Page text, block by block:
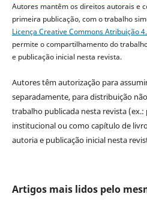
Autores mantêm os direitos autorais e
primeira publicação, com o trabalho
Licença Creative Commons Atribuição
permite o compartilhamento do
e publicação inicial nesta revista.
Autores têm autorização para
separadamente, para distribuição
trabalho publicada nesta revista
institucional ou como capítulo de
autoria e publicação inicial nesta
Artigos mais lidos pelo